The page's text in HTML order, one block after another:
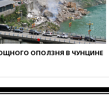
ОПОЛЗНЯ В ЧУНЦИНЕ